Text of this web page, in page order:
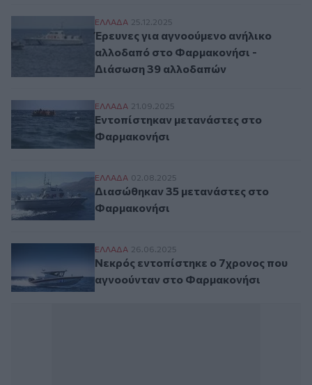
Έρευνες για αγνοούμενο ανήλικο
ΕΛΛAΔΑ 25.12.2025
Έρευνες για αγνοούμενο ανήλικο
αλλοδαπό στο Φαρμακονήσι -
Διάσωση 39 αλλοδαπών
Εντοπίστηκαν μετανάστες στο
ΕΛΛAΔΑ 21.09.2025
Εντοπίστηκαν μετανάστες στο
Φαρμακονήσι
Διασώθηκαν 35 μετανάστες στο
ΕΛΛAΔΑ 02.08.2025
Διασώθηκαν 35 μετανάστες στο
Φαρμακονήσι
Νεκρός εντοπίστηκε ο 7χρονος που
ΕΛΛAΔΑ 26.06.2025
Νεκρός εντοπίστηκε ο 7χρονος που
αγνοούνταν στο Φαρμακονήσι